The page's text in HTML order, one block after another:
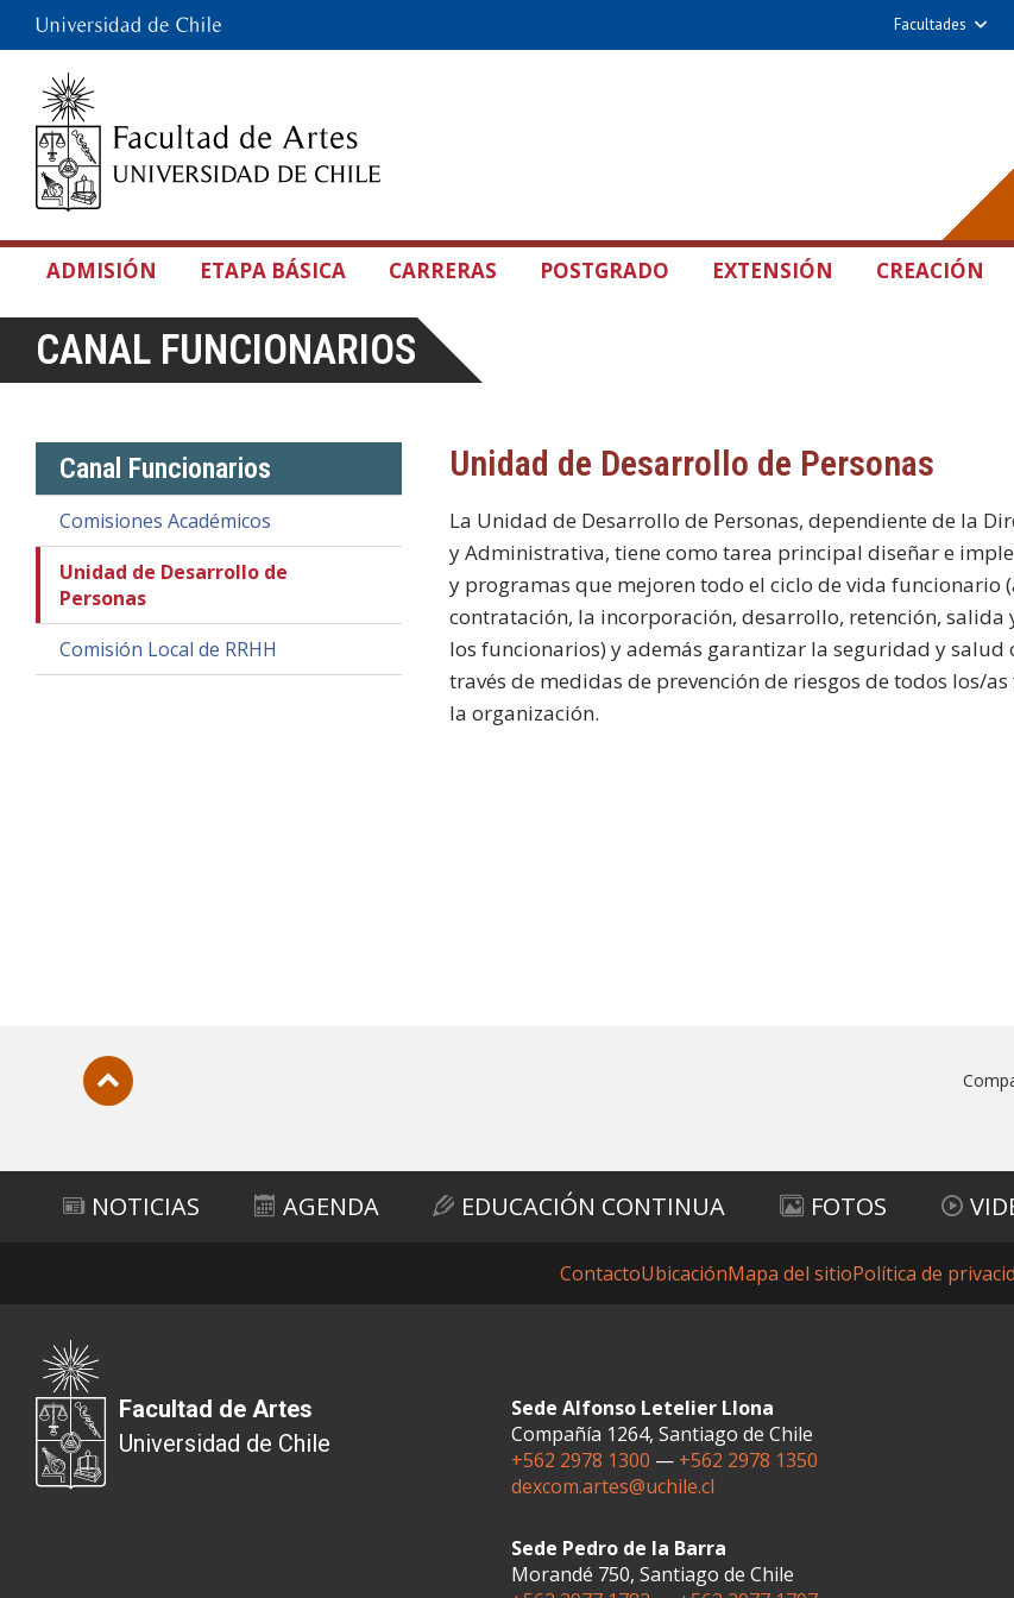
Facultades
ADMISIÓN ETAPA BÁSICA CARRERAS POSTGRADO EXTENSIÓN CREACIÓN
CANAL FUNCIONARIOS
Canal Funcionarios
Comisiones Académicos
Unidad de Desarrollo de
Personas
Comisión Local de RRHH
Unidad de Desarrollo de Personas
La Unidad de Desarrollo de Personas, dependiente de la
y Administrativa, tiene como tarea principal diseñar e
y programas que mejoren todo el ciclo de vida funcionario
contratación, la incorporación, desarrollo, retención, salida
los funcionarios) y además garantizar la seguridad y salud
través de medidas de prevención de riesgos de todos los/
la organización.
NOTICIAS AGENDA EDUCACIÓN CONTINUA FOTOS
ContactoUbicaciónMapa del sitioPolítica de
Facultad de Artes
Universidad de Chile
Sede Alfonso Letelier Llona
Compañía 1264, Santiago de Chile
+562 2978 1300 — +562 2978 1350
dexcom.artes@uchile.cl
Sede Pedro de la Barra
Morandé 750, Santiago de Chile